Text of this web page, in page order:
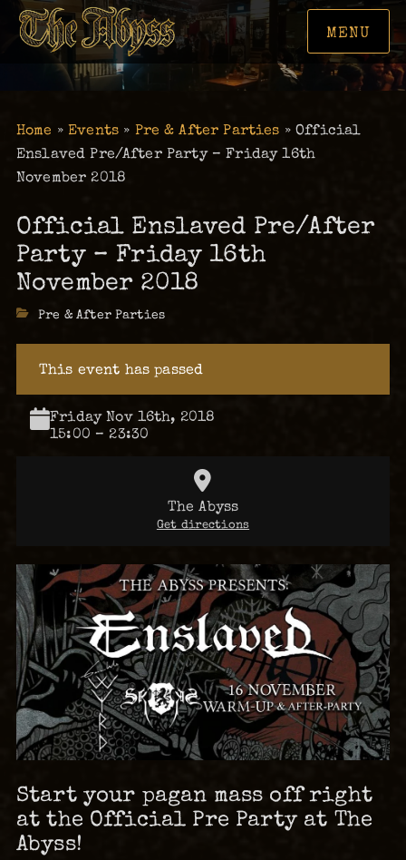
MENU
Home »Events » Pre & After Parties »Official
Enslaved Pre/After Party – Friday 16th
November 2018
Official Enslaved Pre/After
Party – Friday 16th
November 2018
Categories
Pre & After Parties
This event has passed
Friday Nov 16th, 2018
15:00 – 23:30
The Abyss
Get directions
Start your pagan mass off right
at the Official Pre Party at The
Abyss!